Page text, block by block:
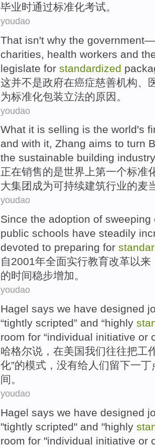
毕业时通过标准化考试。
youdao
That isn't why the government—
charities
health workers and
legislate for standardized
这并不是政府在癌症慈善机构
为标准化包装立法的原因。
youdao
What it is selling is the world's
and with it, Zhang aims to turn
the sustainable building industry
正在销售的是世界 上第一个标准
大集团 成为可持续建筑行业的麦
youdao
Since the adoption of sweeping
public schools have steadily
devoted to preparing for
自2001年全面实行教育改革以来
的时间稳步增加。
youdao
Hagel says we have designed
“tightly scripted” and “highly
room for “individual initiative or
哈格尔说 ， 在美国我们往往把工
化”的模式 ， 没有给人们留下一丁
间。
youdao
Hagel says we have designed
"tightly scripted" and "highly
room for "individual initiative or